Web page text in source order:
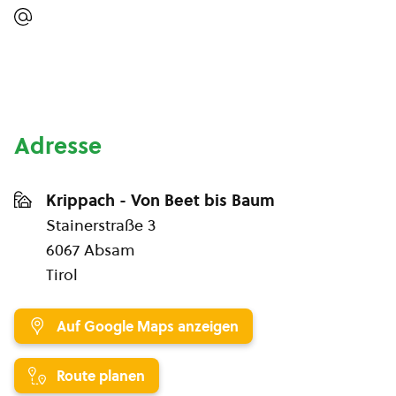
Adresse
Krippach - Von Beet bis Baum
Stainerstraße 3
6067 Absam
Tirol
Auf Google Maps anzeigen
Route planen